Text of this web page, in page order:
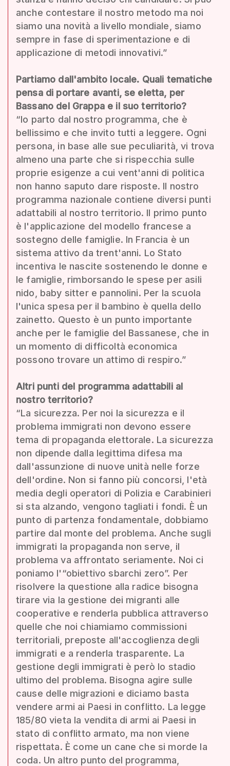
anche contestare il nostro metodo ma noi
siamo una novità a livello mondiale, siamo
sempre in fase di sperimentazione e di
applicazione di metodi innovativi.”
Partiamo dall'ambito locale. Quali tematiche
pensa di portare avanti, se eletta, per
Bassano del Grappa e il suo territorio?
“Io parto dal nostro programma, che è
bellissimo e che invito tutti a leggere. Ogni
persona, in base alle sue peculiarità, vi trova
almeno una parte che si rispecchia sulle
proprie esigenze a cui vent'anni di politica
non hanno saputo dare risposte. Il nostro
programma nazionale contiene diversi punti
adattabili al nostro territorio. Il primo punto
è l'applicazione del modello francese a
sostegno delle famiglie. In Francia è un
sistema attivo da trent'anni. Lo Stato
incentiva le nascite sostenendo le donne e
le famiglie, rimborsando le spese per asili
nido, baby sitter e pannolini. Per la scuola
l'unica spesa per il bambino è quella dello
zainetto. Questo è un punto importante
anche per le famiglie del Bassanese, che in
un momento di difficoltà economica
possono trovare un attimo di respiro.”
Altri punti del programma adattabili al
nostro territorio?
“La sicurezza. Per noi la sicurezza e il
problema immigrati non devono essere
tema di propaganda elettorale. La sicurezza
non dipende dalla legittima difesa ma
dall'assunzione di nuove unità nelle forze
dell'ordine. Non si fanno più concorsi, l'età
media degli operatori di Polizia e Carabinieri
si sta alzando, vengono tagliati i fondi. È un
punto di partenza fondamentale, dobbiamo
partire dal monte del problema. Anche sugli
immigrati la propaganda non serve, il
problema va affrontato seriamente. Noi ci
poniamo l'“obiettivo sbarchi zero”. Per
risolvere la questione alla radice bisogna
tirare via la gestione dei migranti alle
cooperative e renderla pubblica attraverso
quelle che noi chiamiamo commissioni
territoriali, preposte all'accoglienza degli
immigrati e a renderla trasparente. La
gestione degli immigrati è però lo stadio
ultimo del problema. Bisogna agire sulle
cause delle migrazioni e diciamo basta
vendere armi ai Paesi in conflitto. La legge
185/80 vieta la vendita di armi ai Paesi in
stato di conflitto armato, ma non viene
rispettata. È come un cane che si morde la
coda. Un altro punto del programma,